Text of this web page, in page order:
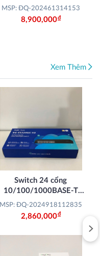
MSP: ĐQ-202461314153
8,900,000Đ
Xem Thêm
Switch 24 cổng
10/100/1000BASE-T
RUIJIE REYEE RG-
ES224GC V2
MSP: ĐQ-2024918112835
2,860,000Đ